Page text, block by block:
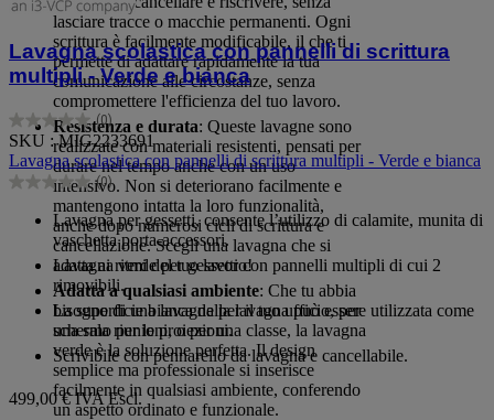
lasciare tracce o macchie permanenti. Ogni
scrittura è facilmente modificabile, il che ti
permette di adattare rapidamente la tua
comunicazione alle circostanze, senza
compromettere l'efficienza del tuo lavoro.
Resistenza e durata: Queste lavagne sono
realizzate con materiali resistenti, pensati per
durare nel tempo anche con un uso
intensivo. Non si deteriorano facilmente e
mantengono intatta la loro funzionalità,
anche dopo numerosi cicli di scrittura e
cancellazione. Scegli una lavagna che si
adatta ai ritmi del tuo lavoro!
Adatta a qualsiasi ambiente: Che tu abbia
bisogno di una lavagna per il tuo ufficio, per
una sala riunioni, o per una classe, la lavagna
verde è la soluzione perfetta. Il design
semplice ma professionale si inserisce
facilmente in qualsiasi ambiente, conferendo
un aspetto ordinato e funzionale.
Lavagna scolastica con pannelli di scrittura
multipli - Verde e bianca
(0)
0.0
su
5
stelle.
SKU : MIG2233691
Lavagna scolastica con pannelli di scrittura multipli - Verde e bianca
(0)
0.0
Lavagna per gessetti, consente l’utilizzo di calamite, munita di
vaschetta porta-accessori.
Lavagna verde per gessetti con pannelli multipli di cui 2
rimovibili.
La superficie bianca della lavagna può essere utilizzata come
schermo per le proiezioni.
Scrivibile con pennarello da lavagna e cancellabile.
499,00 €IVA Escl.